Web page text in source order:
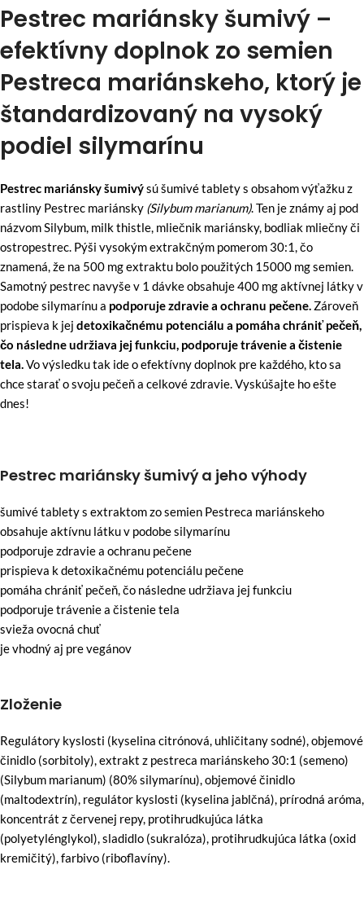
Pestrec mariánsky šumivý –
efektívny doplnok zo semien
Pestreca mariánskeho, ktorý je
štandardizovaný na vysoký
podiel silymarínu
Pestrec mariánsky šumivýsú šumivé tablety s obsahom výťažku z
rastliny Pestrec mariánsky (Silybum marianum). Ten je známy aj pod
názvom Silybum, milk thistle, mliečnik mariánsky, bodliak mliečny či
ostropestrec. Pýši vysokým extrakčným pomerom 30:1, čo
znamená, že na 500 mg extraktu bolo použitých 15000 mg semien.
Samotný pestrec navyše v 1 dávke obsahuje 400 mg aktívnej látky v
podobe silymarínu a podporuje zdravie a ochranu pečene. Zároveň
prispieva k jej detoxikačnému potenciálu a pomáha chrániť pečeň,
čo následne udržiava jej funkciu, podporuje trávenie a čistenie
tela. Vo výsledku tak ide o efektívny doplnok pre každého, kto sa
chce starať o svoju pečeň a celkové zdravie. Vyskúšajte ho ešte
dnes!
Pestrec mariánsky šumivý a jeho výhody
šumivé tablety s extraktom zo semien Pestreca mariánskeho
obsahuje aktívnu látku v podobe silymarínu
podporuje zdravie a ochranu pečene
prispieva k detoxikačnému potenciálu pečene
pomáha chrániť pečeň, čo následne udržiava jej funkciu
podporuje trávenie a čistenie tela
svieža ovocná chuť
je vhodný aj pre vegánov
Zloženie
Regulátory kyslosti (kyselina citrónová, uhličitany sodné), objemové
činidlo (sorbitoly), extrakt z pestreca mariánskeho 30:1 (semeno)
(Silybum marianum) (80% silymarínu), objemové činidlo
(maltodextrín), regulátor kyslosti (kyselina jablčná), prírodná aróma,
koncentrát z červenej repy, protihrudkujúca látka
(polyetylénglykol), sladidlo (sukralóza), protihrudkujúca látka (oxid
kremičitý), farbivo (riboflavíny).